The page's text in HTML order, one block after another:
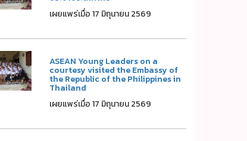
เผยแพร่เมื่อ 17 มิถุนายน 2569
ASEAN Young Leaders on a
courtesy visited the Embassy of
the Republic of the Philippines in
Thailand
เผยแพร่เมื่อ 17 มิถุนายน 2569